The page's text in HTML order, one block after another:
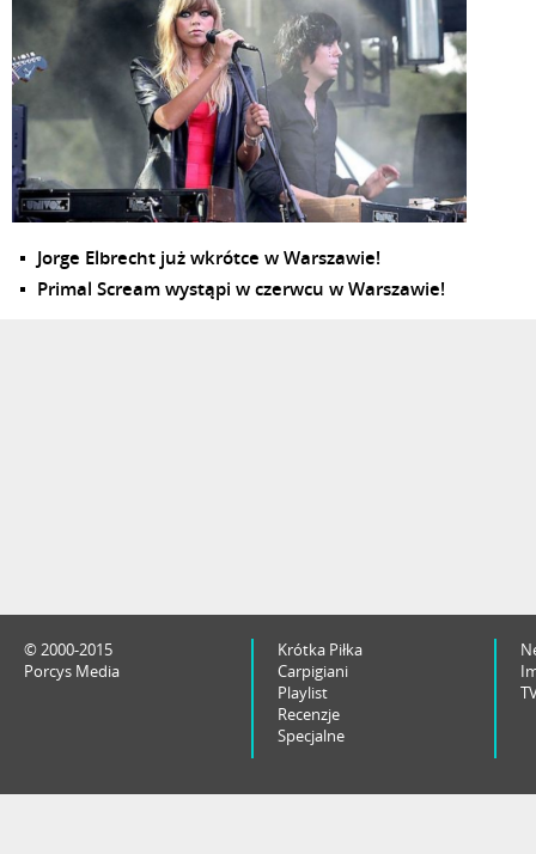
Jorge Elbrecht już wkrótce w Warszawie!
Primal Scream wystąpi w czerwcu w Warszawie!
© 2000-2015
Porcys Media
Krótka Piłka
Carpigiani
Playlist
Recenzje
Specjalne